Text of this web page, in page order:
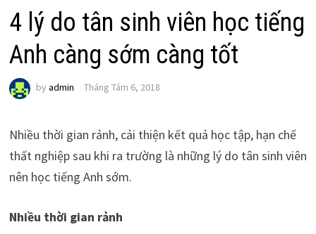
4 lý do tân sinh viên học tiếng
Anh càng sớm càng tốt
by admin Tháng Tám 6, 2018
Nhiều thời gian rảnh, cải thiện kết quả học tập, hạn chế
thất nghiệp sau khi ra trường là những lý do tân sinh viên
nên học tiếng Anh sớm.
Nhiều thời gian rảnh